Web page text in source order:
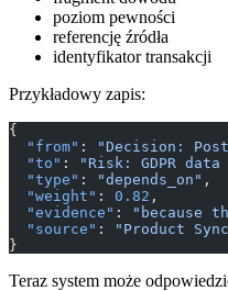
poziom pewności
referencję źródła
identyfikator transakcji
Przykładowy zapis:
{
  "from"
: "Decision:
  "to"
: "Risk: GDPR
  "type"
: "depends_on" ,
  "weight"
: 0.82 ,
  "evidence"
:
"because
  "source"
:
"Product
}
Teraz system może